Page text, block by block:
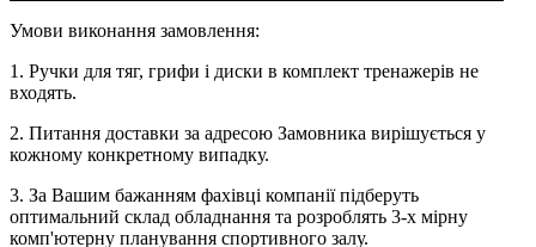
Умови виконання замовлення:
1. Ручки для тяг, грифи і диски в комплект тренажерів не
входять.
2. Питання доставки за адресою Замовника вирішується у
кожному конкретному випадку.
3. За Вашим бажанням фахівці компанії підберуть
оптимальний склад обладнання та розроблять 3-х мірну
комп'ютерну планування спортивного залу.